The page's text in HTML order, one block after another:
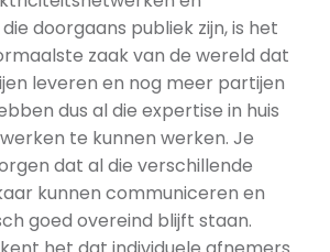
doorgaans publiek zijn, is het
zaak van de wereld dat
leveren en nog meer partijen
dus al die expertise in huis
te kunnen werken. Je
dat al die verschillende
kunnen communiceren en
goed overeind blijft staan.